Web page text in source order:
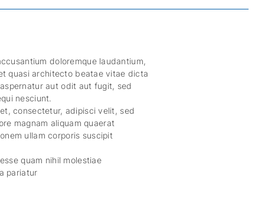
doloremque laudantium,
quasi architecto beatae vitae dicta
aut odit aut fugit, sed
nesciunt.
consectetur, adipisci velit, sed
magnam aliquam quaerat
ullam corporis suscipit
quam nihil molestiae
pariatur